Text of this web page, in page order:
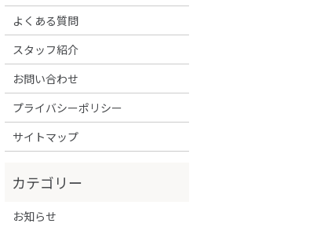
よくある質問
スタッフ紹介
お問い合わせ
プライバシーポリシー
サイトマップ
お知らせ